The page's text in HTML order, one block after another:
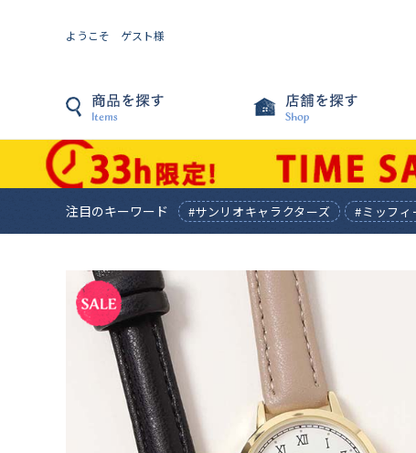
ようこそ ゲスト様
注目のキーワード #サンリオキャラクターズ #ミッフィ